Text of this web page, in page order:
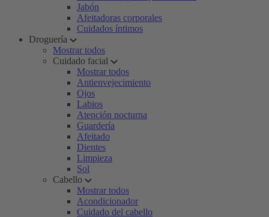
Jabón
Afeitadoras corporales
Cuidados íntimos
Droguería
Mostrar todos
Cuidado facial
Mostrar todos
Antienvejecimiento
Ojos
Labios
Atención nocturna
Guardería
Afeitado
Dientes
Limpieza
Sol
Cabello
Mostrar todos
Acondicionador
Cuidado del cabello